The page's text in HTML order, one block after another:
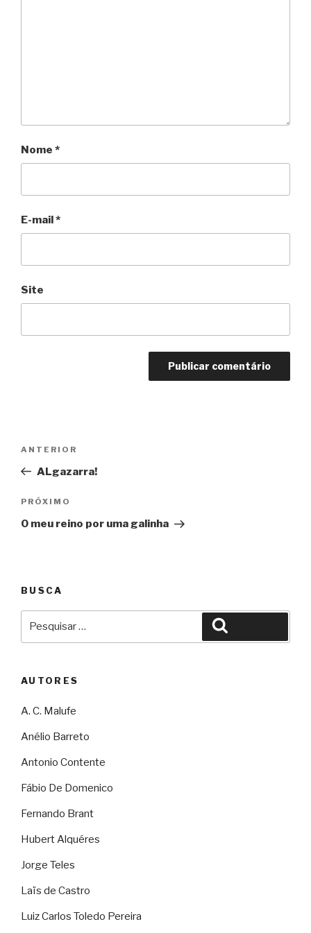
Nome *
E-mail*
Site
Post
Anterior
ANTERIOR
ALgazarra!
Próximo
PRÓXIMO
O meu reino por uma galinha
BUSCA
AUTORES
A. C. Malufe
Anélio Barreto
Antonio Contente
Fábio De Domenico
Fernando Brant
Hubert Alquéres
Jorge Teles
Laïs de Castro
Luiz Carlos Toledo Pereira